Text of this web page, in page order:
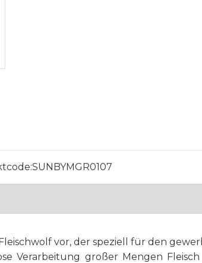
SUNBYMGR0107
vor, der speziell für den
Verarbeitung großer Mengen